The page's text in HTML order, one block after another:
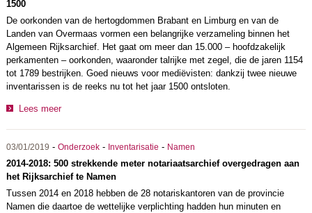
1500
De oorkonden van de hertogdommen Brabant en Limburg en van de
Landen van Overmaas vormen een belangrijke verzameling binnen het
Algemeen Rijksarchief. Het gaat om meer dan 15.000 – hoofdzakelijk
perkamenten – oorkonden, waaronder talrijke met zegel, die de jaren 1154
tot 1789 bestrijken. Goed nieuws voor mediëvisten: dankzij twee nieuwe
inventarissen is de reeks nu tot het jaar 1500 ontsloten.
Lees meer
03/01/2019 - Onderzoek- Inventarisatie - Namen
2014-2018: 500 strekkende meter notariaatsarchief overgedragen aan
het Rijksarchief te Namen
Tussen 2014 en 2018 hebben de 28 notariskantoren van de provincie
Namen die daartoe de wettelijke verplichting hadden hun minuten en